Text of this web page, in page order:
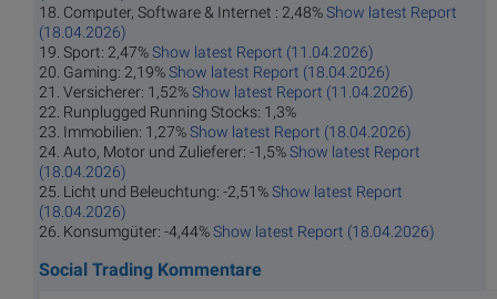
18. Computer, Software & Internet : 2,48%Show latest Report
(18.04.2026)
19. Sport: 2,47%Show latest Report (11.04.2026)
20. Gaming: 2,19%Show latest Report (18.04.2026)
21. Versicherer: 1,52%Show latest Report (11.04.2026)
22. Runplugged Running Stocks: 1,3%
23. Immobilien: 1,27%Show latest Report (18.04.2026)
24. Auto, Motor und Zulieferer: -1,5%Show latest Report
(18.04.2026)
25. Licht und Beleuchtung: -2,51%Show latest Report
(18.04.2026)
26. Konsumgüter: -4,44%Show latest Report (18.04.2026)
Social Trading Kommentare